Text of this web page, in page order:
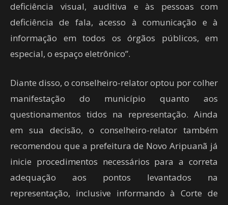
deficiência visual, auditiva e às pessoas com
deficiência de fala, acesso à comunicação e à
informação em todos os órgãos públicos, em
especial, o espaço eletrônico”.
Diante disso, o conselheiro-relator optou por colher
manifestação do município quanto aos
questionamentos tidos na representação. Ainda
em sua decisão, o conselheiro-relator também
recomendou que a prefeitura de Novo Aripuanã já
inicie procedimentos necessários para a correta
adequação aos pontos levantados na
representação, inclusive informando à Corte de